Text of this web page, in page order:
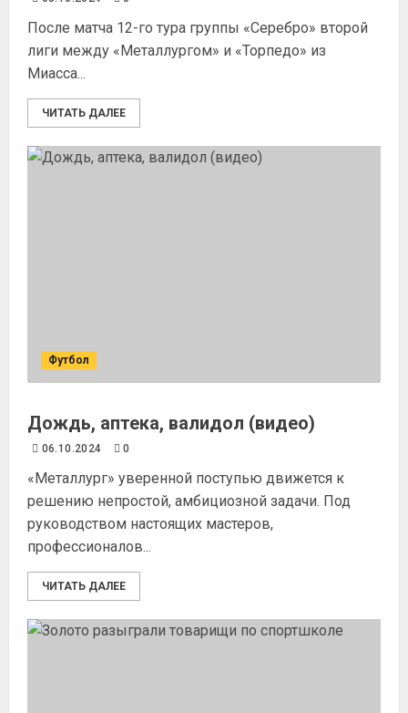
После матча 12-го тура группы «Серебро» второй
лиги между «Металлургом» и «Торпедо» из
Миасса...
ЧИТАТЬ ДАЛЕЕ
Футбол
Дождь, аптека, валидол (видео)
06.10.2024 0
«Металлург» уверенной поступью движется к
решению непростой, амбициозной задачи. Под
руководством настоящих мастеров,
профессионалов...
ЧИТАТЬ ДАЛЕЕ